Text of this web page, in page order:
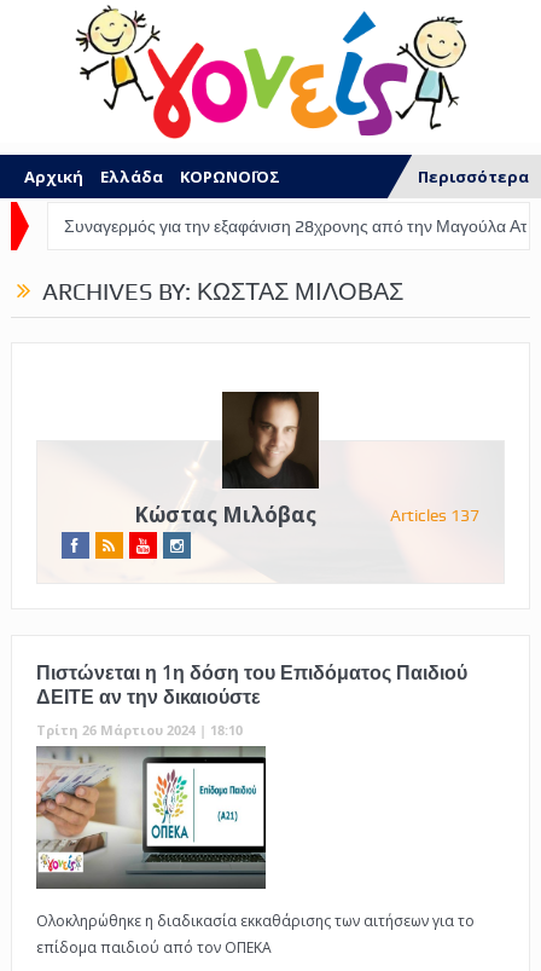
Περισσότερα
Αρχική Ελλάδα
ΚΟΡΩΝΟΪΟΣ
Επιδόματα
Οικονομία
Συντάξεις
Προσλήψεις
ΕΣΠΑ
Καιρός
για την εξαφάνιση 28χρονης από την Μαγούλα Αττικής
ARCHIVES BY: ΚΏΣΤΑΣ ΜΙΛΌΒΑΣ
Κώστας Μιλόβας Articles 137
Πιστώνεται η 1η δόση του Επιδόματος Παιδιού
ΔΕΙΤΕ αν την δικαιούστε
Τρίτη 26 Μάρτιου 2024 | 18:10
Ολοκληρώθηκε η διαδικασία εκκαθάρισης των αιτήσεων για το
επίδομα παιδιού από τον ΟΠΕΚΑ